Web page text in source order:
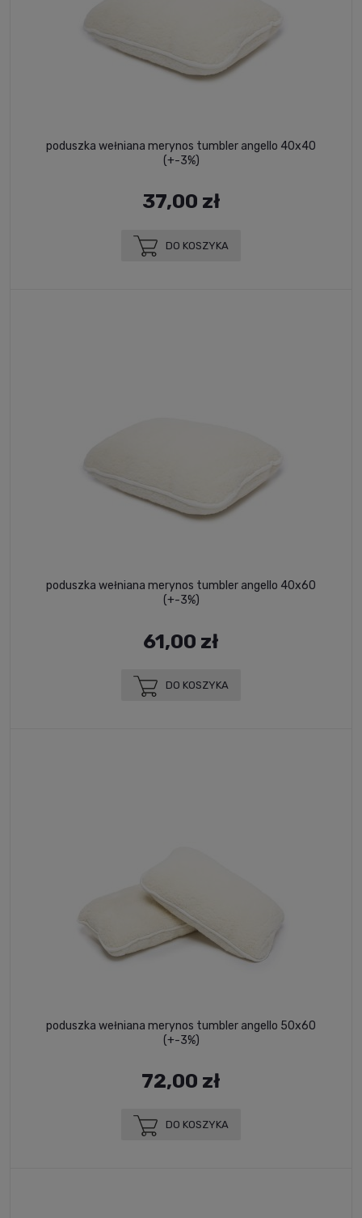
poduszka wełniana merynos tumbler angello 40x40
(+-3%)
37,00 zł
DO KOSZYKA
poduszka wełniana merynos tumbler angello 40x60
(+-3%)
61,00 zł
DO KOSZYKA
poduszka wełniana merynos tumbler angello 50x60
(+-3%)
72,00 zł
DO KOSZYKA